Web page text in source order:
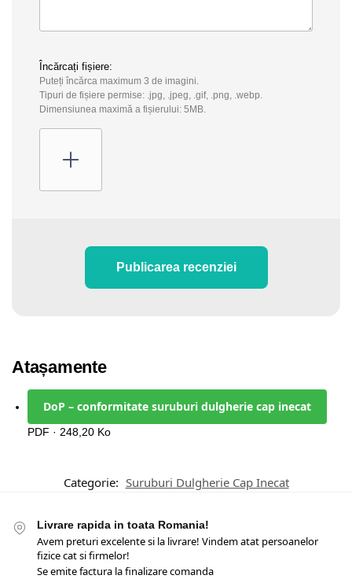
Încărcați fișiere:
Puteți încărca maximum 3 de imagini.
Tipuri de fișiere permise: .jpg, .jpeg, .gif, .png, .webp.
Dimensiunea maximă a fișierului: 5MB.
Publicarea recenziei
Atașamente
DoP – conformitate suruburi dulgherie cap inecat
PDF · 248,20 Ko
Categorie: Suruburi Dulgherie Cap Inecat
Livrare rapida in toata Romania!
Avem preturi excelente si la livrare! Vindem atat persoanelor
fizice cat si firmelor!
Se emite factura la finalizare comanda